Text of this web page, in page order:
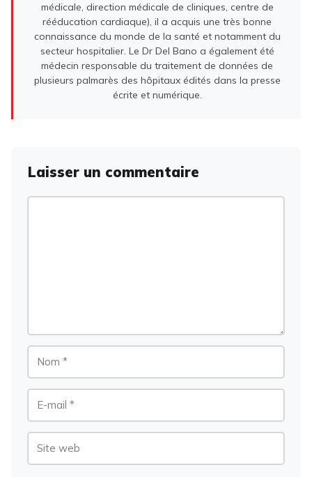
médicale, direction médicale de cliniques, centre de
rééducation cardiaque), il a acquis une très bonne
connaissance du monde de la santé et notamment du
secteur hospitalier. Le Dr Del Bano a également été
médecin responsable du traitement de données de
plusieurs palmarès des hôpitaux édités dans la presse
écrite et numérique.
Laisser un commentaire